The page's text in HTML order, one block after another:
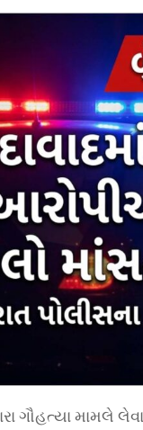
ગૌહત્યા મામલે